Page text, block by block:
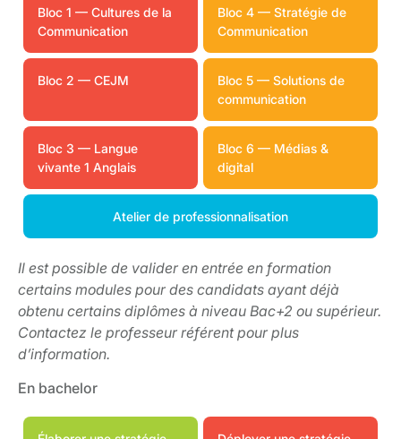
Bloc 1 — Cultures de la
Communication
Bloc 4 — Stratégie de
Communication
Bloc 2 — CEJM
Bloc 5 — Solutions de
communication
Bloc 3 — Langue
vivante 1 Anglais
Bloc 6 — Médias &
digital
Atelier de professionnalisation
Il est possible de valider en entrée en formation
certains modules pour des candidats ayant déjà
obtenu certains diplômes à niveau Bac+2 ou supérieur.
Contactez le professeur référent pour plus
d’information.
En bachelor